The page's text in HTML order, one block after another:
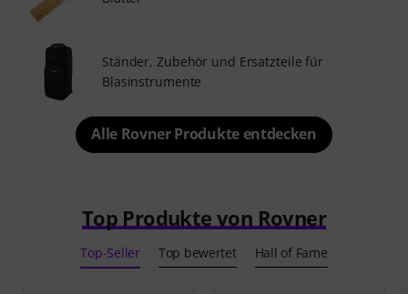
Ständer, Zubehör und Ersatzteile für
Blasinstrumente
Alle Rovner Produkte entdecken
Top Produkte von Rovner
Top-Seller Top bewertet Hall of Fame